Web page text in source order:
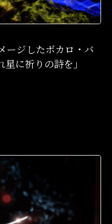
ージしたボカロ・バ
に祈りの詩を」